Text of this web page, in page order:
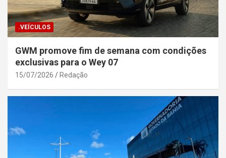
.VEÍCULOS
GWM promove fim de semana com condições
exclusivas para o Wey 07
15/07/2026 Redação